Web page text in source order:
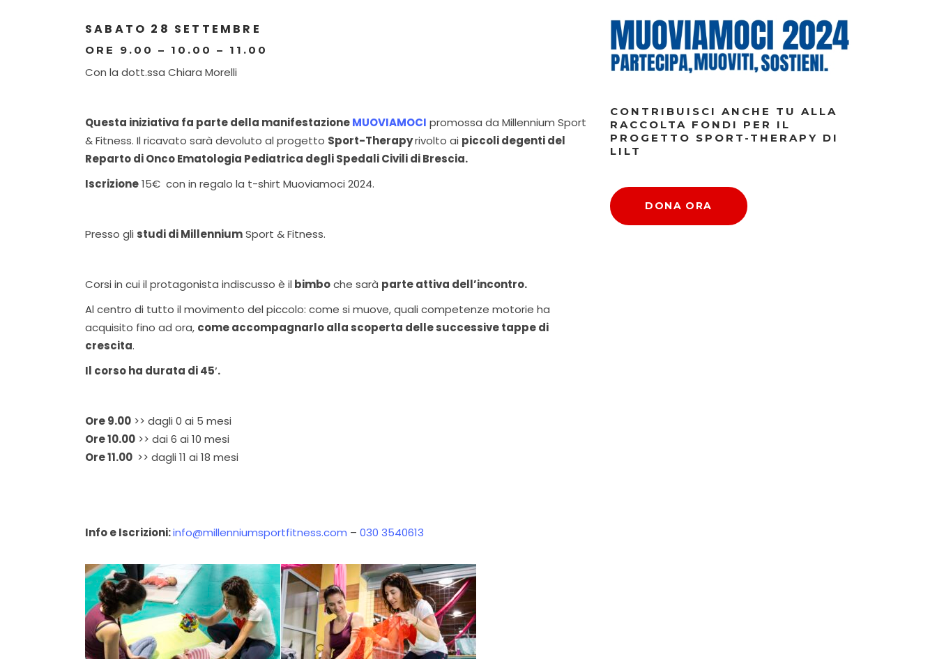
SABATO 28 SETTEMBRE
ORE 9.00 – 10.00 – 11.00
Con la dott.ssa Chiara Morelli
Questa iniziativa fa parte della manifestazioneMUOVIAMOCI promossa da Millennium Sport
& Fitness. Il ricavato sarà devoluto al progetto Sport-Therapyrivolto ai piccoli degenti del
Reparto di Onco Ematologia Pediatrica degli Spedali Civili di Brescia.
Iscrizione15€ con in regalo la t-shirt Muoviamoci 2024.
Presso gli studi di MillenniumSport & Fitness.
Corsi in cui il protagonista indiscusso è il bimboche sarà parte attiva dell’incontro.
Al centro di tutto il movimento del piccolo: come si muove, quali competenze motorie ha
acquisito fino ad ora, come accompagnarlo alla scoperta delle successive tappe di
crescita.
Il corso ha durata di 45′.
Ore 9.00 >> dagli 0 ai 5 mesi
Ore 10.00 >> dai 6 ai 10 mesi
Ore 11.00 >> dagli 11 ai 18 mesi
Info e Iscrizioni:info@millenniumsportfitness.com – 030 3540613
CONTRIBUISCI ANCHE TU ALLA
RACCOLTA FONDI PER IL
PROGETTO SPORT-THERAPY DI
LILT
DONA ORA